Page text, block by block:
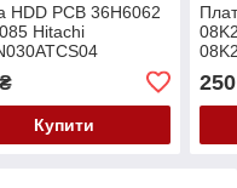
HDD PCB 36H6062
Hitachi
Купити
250